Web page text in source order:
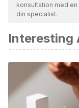
konsultation med
din specialist.
Interesting